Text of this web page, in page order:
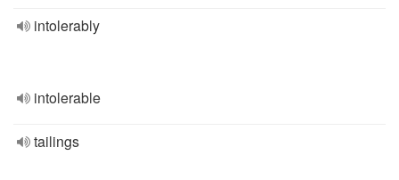
intolerably
intolerable
tailings